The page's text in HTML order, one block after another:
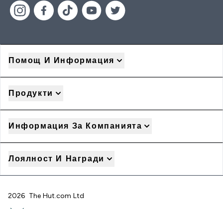
Помощ И Информация
Продукти
Информация За Компанията
Лоялност И Награди
2026 The Hut.com Ltd